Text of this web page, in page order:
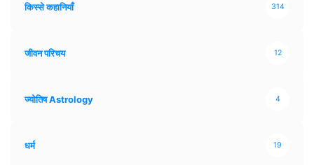
किस्से कहानियाँ 314
जीवन परिचय 12
ज्योतिष Astrology 4
धर्म 19